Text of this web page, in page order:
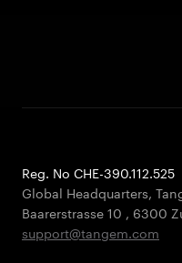
Reg. No CHE-390.112.525
Global Headquarters,
Baarerstrasse 10 , 6300
support@tangem.com